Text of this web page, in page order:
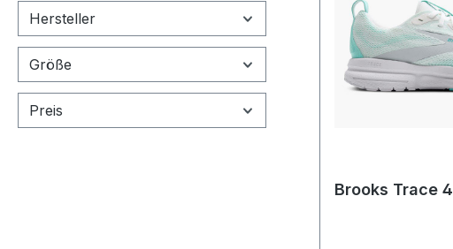
Hersteller
Größe
Preis
Brooks Trace 4